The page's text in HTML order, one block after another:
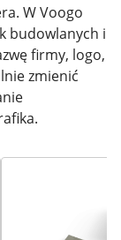
W Voogo
budowlanych i
firmy, logo,
zmienić